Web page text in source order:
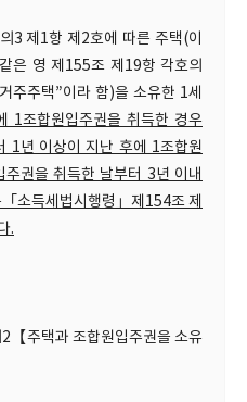
3 제1항 제2호에 따른 주택(이
은 영 제155조 제19항 각호의
주주택”이라 함)을 소유한 1세
1조합원입주권을 취득한 경우
1년 이상이 지난 후에 1조합원
권을 취득한 날부터 3년 이내
소득세법시행령」제154조 제
.
【주택과 조합원입주권을 소유